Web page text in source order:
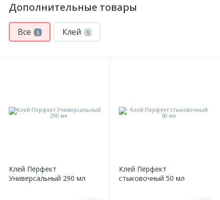
Дополнительные товары
Все 5 Клей 5
Клей Перфект
Универсальный 290 мл
Клей Перфект
стыковочный 50 мл